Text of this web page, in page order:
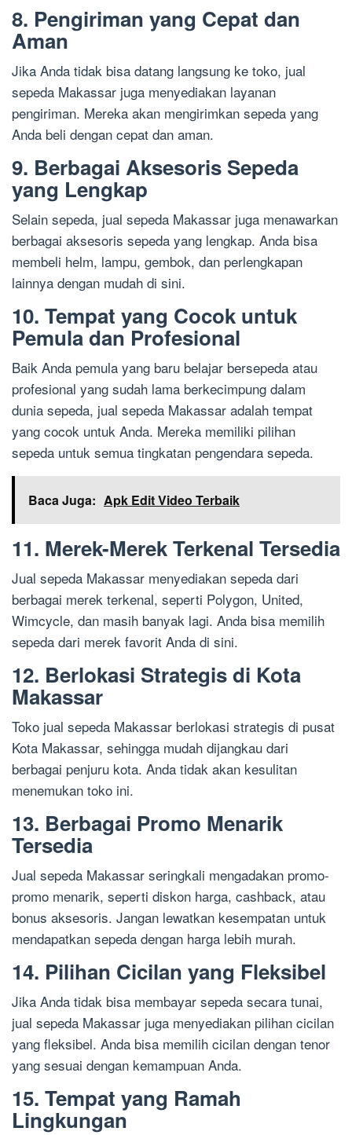
8. Pengiriman yang Cepat dan
Aman
Jika Anda tidak bisa datang langsung ke toko, jual
sepeda Makassar juga menyediakan layanan
pengiriman. Mereka akan mengirimkan sepeda yang
Anda beli dengan cepat dan aman.
9. Berbagai Aksesoris Sepeda
yang Lengkap
Selain sepeda, jual sepeda Makassar juga menawarkan
berbagai aksesoris sepeda yang lengkap. Anda bisa
membeli helm, lampu, gembok, dan perlengkapan
lainnya dengan mudah di sini.
10. Tempat yang Cocok untuk
Pemula dan Profesional
Baik Anda pemula yang baru belajar bersepeda atau
profesional yang sudah lama berkecimpung dalam
dunia sepeda, jual sepeda Makassar adalah tempat
yang cocok untuk Anda. Mereka memiliki pilihan
sepeda untuk semua tingkatan pengendara sepeda.
Baca Juga: Apk Edit Video Terbaik
11. Merek-Merek Terkenal Tersedia
Jual sepeda Makassar menyediakan sepeda dari
berbagai merek terkenal, seperti Polygon, United,
Wimcycle, dan masih banyak lagi. Anda bisa memilih
sepeda dari merek favorit Anda di sini.
12. Berlokasi Strategis di Kota
Makassar
Toko jual sepeda Makassar berlokasi strategis di pusat
Kota Makassar, sehingga mudah dijangkau dari
berbagai penjuru kota. Anda tidak akan kesulitan
menemukan toko ini.
13. Berbagai Promo Menarik
Tersedia
Jual sepeda Makassar seringkali mengadakan promo-
promo menarik, seperti diskon harga, cashback, atau
bonus aksesoris. Jangan lewatkan kesempatan untuk
mendapatkan sepeda dengan harga lebih murah.
14. Pilihan Cicilan yang Fleksibel
Jika Anda tidak bisa membayar sepeda secara tunai,
jual sepeda Makassar juga menyediakan pilihan cicilan
yang fleksibel. Anda bisa memilih cicilan dengan tenor
yang sesuai dengan kemampuan Anda.
15. Tempat yang Ramah
Lingkungan